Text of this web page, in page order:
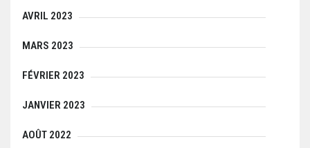
AVRIL 2023
MARS 2023
FÉVRIER 2023
JANVIER 2023
AOÛT 2022